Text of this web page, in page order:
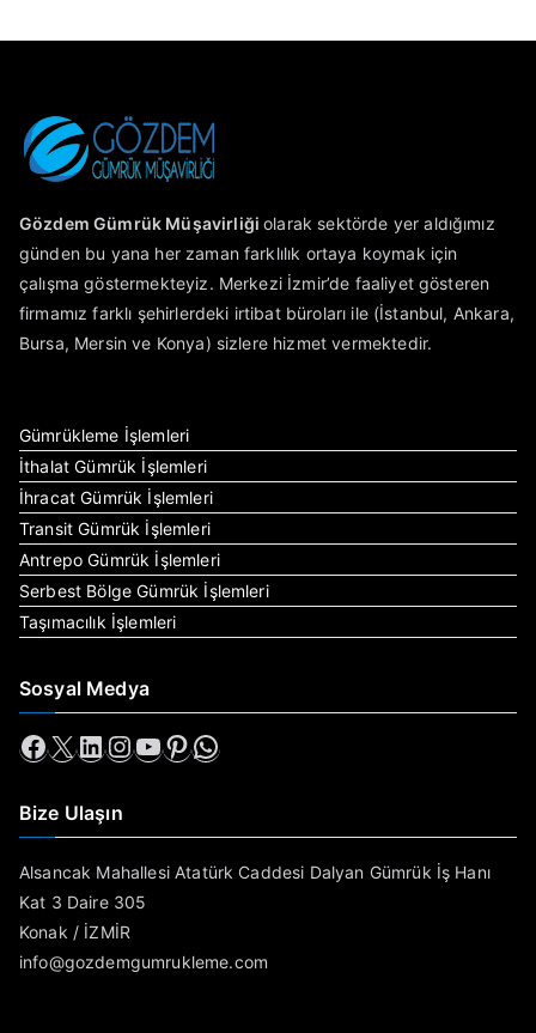
Gözdem Gümrük Müşavirliğiolarak sektörde yer aldığımız
günden bu yana her zaman farklılık ortaya koymak için
çalışma göstermekteyiz. Merkezi İzmir’de faaliyet gösteren
firmamız farklı şehirlerdeki irtibat büroları ile (İstanbul, Ankara,
Bursa, Mersin ve Konya) sizlere hizmet vermektedir.
Gümrükleme İşlemleri
İthalat Gümrük İşlemleri
İhracat Gümrük İşlemleri
Transit Gümrük İşlemleri
Antrepo Gümrük İşlemleri
Serbest Bölge Gümrük İşlemleri
Taşımacılık İşlemleri
Sosyal Medya
Bize Ulaşın
Alsancak Mahallesi Atatürk Caddesi Dalyan Gümrük İş Hanı
Kat 3 Daire 305
Konak / İZMİR
info@gozdemgumrukleme.com